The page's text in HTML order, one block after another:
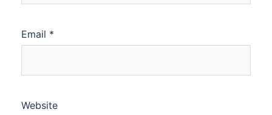
Email *
Website